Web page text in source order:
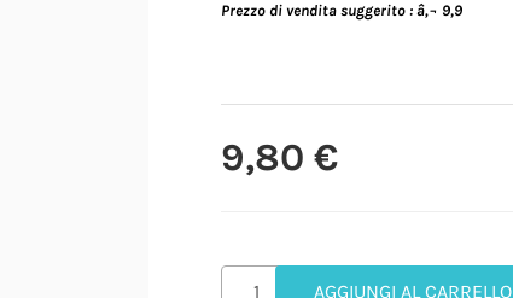
My lovely pets - Biscottini di canapa
9,80 €
AGGIUNGI AL CARRELLO
Prezzo di vendita suggerito : â‚¬ 9,9